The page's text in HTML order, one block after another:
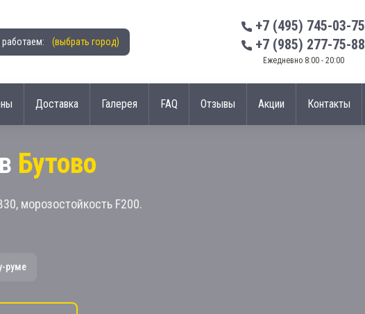
(выбрать город)
+7 (495) 745-03-75
+7 (985) 277-75-88
Ежедневно 8:00 - 20:00
Доставка Галерея FAQ Отзывы Акции Контакты
Бутово
морозостойкость F200.
руме